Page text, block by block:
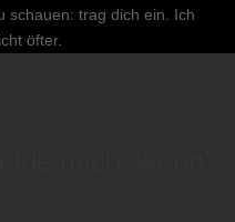
schauen: trag dich ein. Ich
öfter.